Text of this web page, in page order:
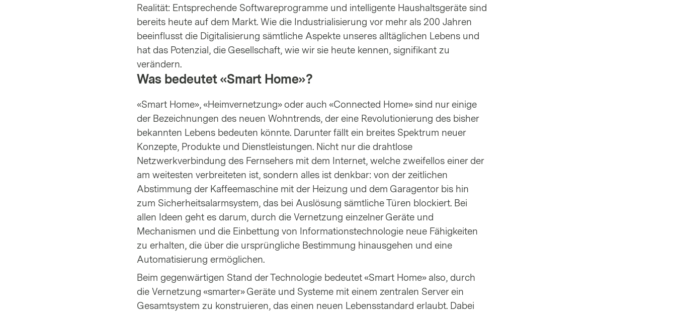
Realität: Entsprechende Softwareprogramme und intelligente Haushaltsgeräte sind
bereits heute auf dem Markt. Wie die Industrialisierung vor mehr als 200 Jahren
beeinflusst die Digitalisierung sämtliche Aspekte unseres alltäglichen Lebens und
hat das Potenzial, die Gesellschaft, wie wir sie heute kennen, signifikant zu
verändern.
Was bedeutet «Smart Home»?
«Smart Home», «Heimvernetzung» oder auch «Connected Home» sind nur einige
der Bezeichnungen des neuen Wohntrends, der eine Revolutionierung des bisher
bekannten Lebens bedeuten könnte. Darunter fällt ein breites Spektrum neuer
Konzepte, Produkte und Dienstleistungen. Nicht nur die drahtlose
Netzwerkverbindung des Fernsehers mit dem Internet, welche zweifellos einer der
am weitesten verbreiteten ist, sondern alles ist denkbar: von der zeitlichen
Abstimmung der Kaffeemaschine mit der Heizung und dem Garagentor bis hin
zum Sicherheitsalarmsystem, das bei Auslösung sämtliche Türen blockiert. Bei
allen Ideen geht es darum, durch die Vernetzung einzelner Geräte und
Mechanismen und die Einbettung von Informationstechnologie neue Fähigkeiten
zu erhalten, die über die ursprüngliche Bestimmung hinausgehen und eine
Automatisierung ermöglichen.
Beim gegenwärtigen Stand der Technologie bedeutet «Smart Home» also, durch
die Vernetzung «smarter» Geräte und Systeme mit einem zentralen Server ein
Gesamtsystem zu konstruieren, das einen neuen Lebensstandard erlaubt. Dabei